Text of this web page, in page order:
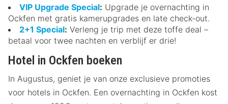
VIP Upgrade Special: Upgrade je overnachting in
Ockfen met gratis kamerupgrades en late check-out.
2+1 Special: Verleng je trip met deze toffe deal –
betaal voor twee nachten en verblijf er drie!
Hotel in Ockfen boeken
In Augustus, geniet je van onze exclusieve promoties
voor hotels in Ockfen. Een overnachting in Ockfen kost